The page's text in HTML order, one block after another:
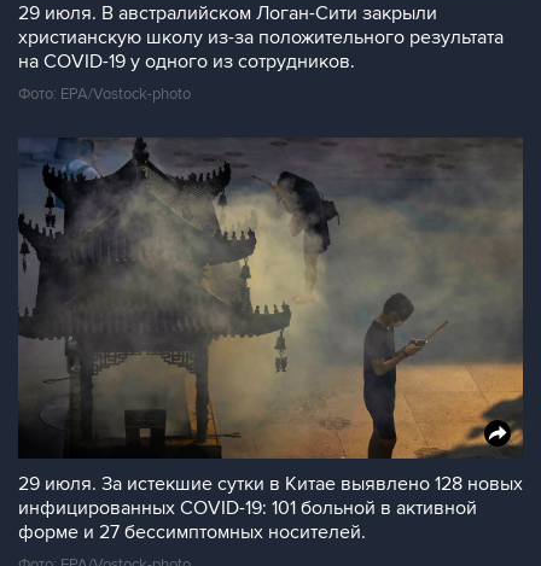
29 июля. В австралийском Логан-Сити закрыли
христианскую школу из-за положительного результата
на COVID-19 у одного из сотрудников.
Фото: EPA/Vostock-photo
29 июля. За истекшие сутки в Китае выявлено 128 новых
инфицированных COVID-19: 101 больной в активной
форме и 27 бессимптомных носителей.